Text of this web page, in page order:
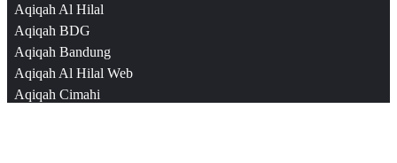
Aqiqah Al Hilal
Aqiqah BDG
Aqiqah Bandung
Aqiqah Al Hilal Web
Aqiqah Cimahi